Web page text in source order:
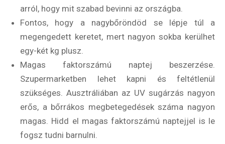
Hírlevél
arról, hogy mit szabad bevinni az országba.
Fontos, hogy a nagybőröndöd se lépje túl a
megengedett keretet, mert nagyon sokba kerülhet
egy-két kg plusz.
Magas faktorszámú naptej beszerzése.
Szupermarketben lehet kapni és feltétlenül
szükséges. Ausztráliában az UV sugárzás nagyon
erős, a bőrrákos megbetegedések száma nagyon
magas. Hidd el magas faktorszámú naptejjel is le
fogsz tudni barnulni.